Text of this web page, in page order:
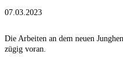
07.03.2023
Die Arbeiten an dem neuen
zügig voran.